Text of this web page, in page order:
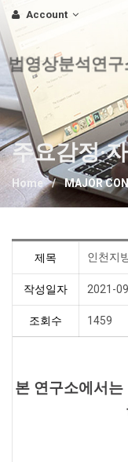
Account
법영상분석연구
주요감정·
Home MAJOR
제목 인천지
작성일자 2021-
조회수 1459
본 연구소에서